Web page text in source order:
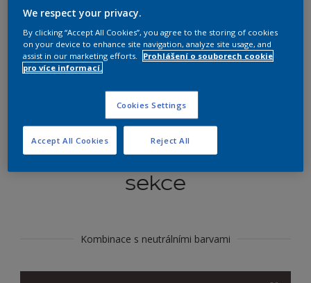
Najít výrobek v tomto odstínu
Koordinovat barevné
sekce
Kombinace s neutrálními barvami
We respect your privacy.
By clicking “Accept All Cookies”, you agree to the storing of cookies
on your device to enhance site navigation, analyze site usage, and
assist in our marketing efforts.
Prohlášení o souborech cookie
pro více informací.
Cookies Settings
Reject All
Accept All Cookies